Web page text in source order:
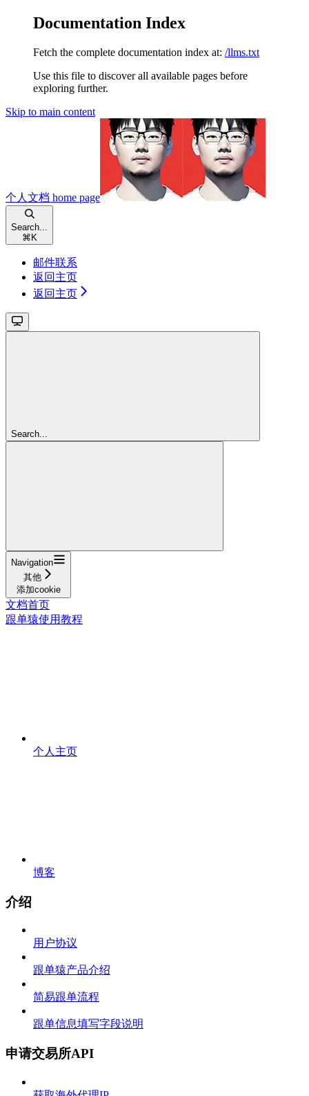
Documentation Index
Fetch the complete documentation index at: /llms.txt
Use this file to discover all available pages before
exploring further.
Skip to main content
个人文档 home page
Search...
⌘ K
邮件联系
返回主页
返回主页
Search...
Navigation
其他
添加cookie
文档首页
跟单猿使用教程
个人主页
博客
介绍
用户协议
跟单猿产品介绍
简易跟单流程
跟单信息填写字段说明
申请交易所API